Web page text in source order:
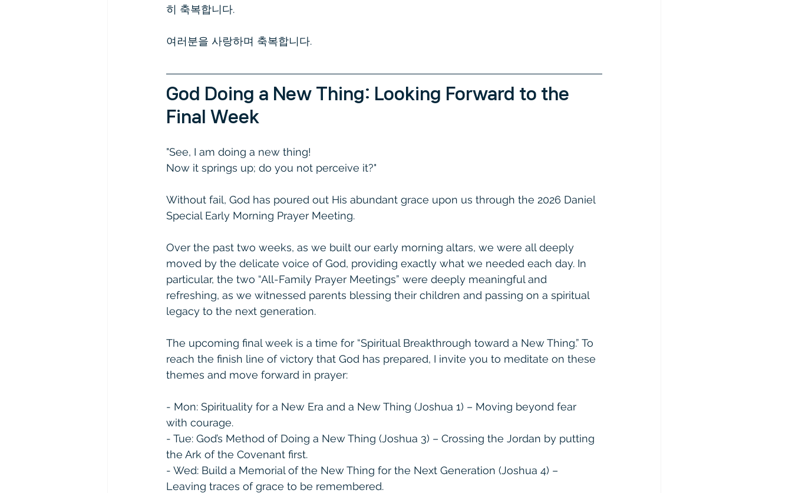
히 축복합니다.
여러분을 사랑하며 축복합니다.
God Doing a New Thing: Looking Forward to the
Final Week
"See, I am doing a new thing!
Now it springs up; do you not perceive it?"
Without fail, God has poured out His abundant grace upon us through the 2026 Daniel
Special Early Morning Prayer Meeting.
Over the past two weeks, as we built our early morning altars, we were all deeply
moved by the delicate voice of God, providing exactly what we needed each day. In
particular, the two “All-Family Prayer Meetings” were deeply meaningful and
refreshing, as we witnessed parents blessing their children and passing on a spiritual
legacy to the next generation.
The upcoming final week is a time for “Spiritual Breakthrough toward a New Thing.” To
reach the finish line of victory that God has prepared, I invite you to meditate on these
themes and move forward in prayer:
- Mon: Spirituality for a New Era and a New Thing (Joshua 1) – Moving beyond fear
with courage.
- Tue: God’s Method of Doing a New Thing (Joshua 3) – Crossing the Jordan by putting
the Ark of the Covenant first.
- Wed: Build a Memorial of the New Thing for the Next Generation (Joshua 4) –
Leaving traces of grace to be remembered.